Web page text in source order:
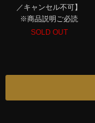
／キャンセル不可】
※商品説明ご必読
SOLD OUT